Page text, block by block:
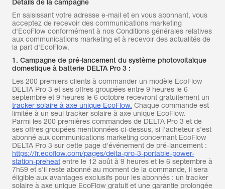
Détails de la campagne
En saisissant votre adresse e-mail et en vous abonnant, vous
acceptez de recevoir des communications marketing
d'EcoFlow conformément à nos Conditions générales relatives
aux communications marketing et à recevoir des actualités de
la part d'EcoFlow.
1. Campagne de pré-lancement du système photovoltaïque
domestique à batterie DELTA Pro 3 :
Les 200 premiers clients à commander un modèle EcoFlow
DELTA Pro 3 et ses offres groupées entre 9 heures le 6
septembre et 9 heures le 6 octobre recevront gratuitement un
tracker solaire à axe unique EcoFlow. Chaque commande est
limitée à un seul tracker solaire à axe unique EcoFlow.
Parmi les 200 premières commandes de DELTA Pro 3 et de
ses offres groupées mentionnées ci-dessus, si l'acheteur s'est
abonné aux communications marketing concernant EcoFlow
DELTA Pro 3 sur cette page d'événement de pré-lancement :
https://fr.ecoflow.com/pages/delta-pro-3-portable-power-
station-preheat entre le 12 août à 9 heures et le 6 septembre à
7h59 et s'il reste abonné au moment de la commande, il sera
éligible aux avantages exclusifs pour les abonnés : un tracker
solaire à axe unique EcoFlow gratuit et une garantie prolongée